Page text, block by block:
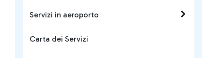
Servizi in aeroporto
Carta dei Servizi